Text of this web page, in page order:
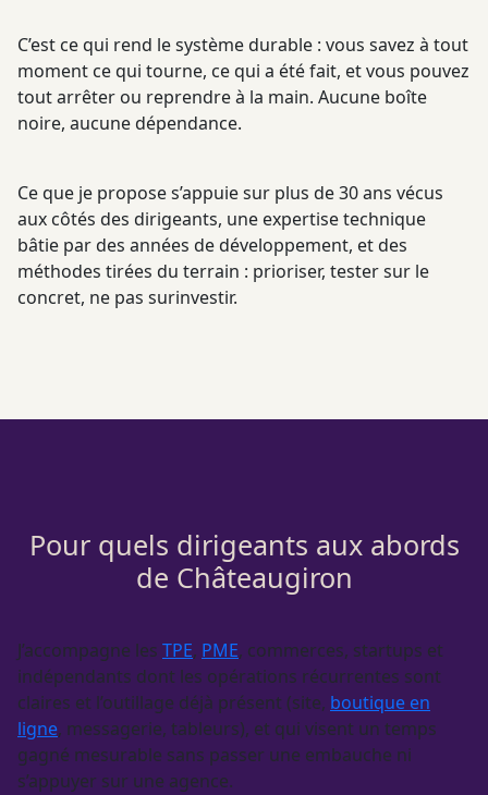
C’est ce qui rend le système durable : vous savez à tout
moment ce qui tourne, ce qui a été fait, et vous pouvez
tout arrêter ou reprendre à la main. Aucune boîte
noire, aucune dépendance.
Ce que je propose s’appuie sur plus de 30 ans vécus
aux côtés des dirigeants, une expertise technique
bâtie par des années de développement, et des
méthodes tirées du terrain : prioriser, tester sur le
concret, ne pas surinvestir.
Pour quels dirigeants aux abords
de Châteaugiron
J’accompagne les TPE, PME, commerces, startups et
indépendants dont les opérations récurrentes sont
claires et l’outillage déjà présent (site, boutique en
ligne, messagerie, tableurs), et qui visent un temps
gagné mesurable sans passer une embauche ni
s’appuyer sur une agence.